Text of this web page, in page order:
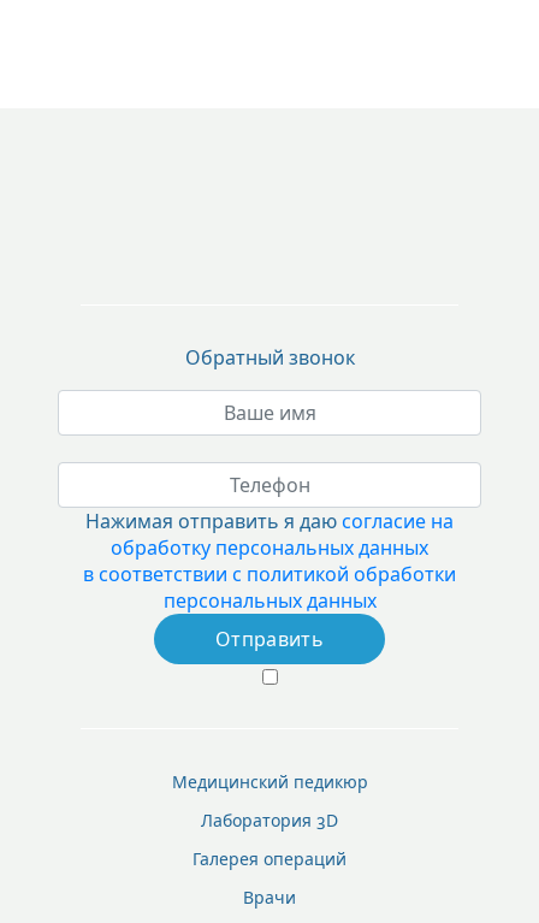
Обратный звонок
Нажимая отправить я даюсогласие на
обработку персональных данных
в соответствии с политикой обработки
персональных данных
Медицинский педикюр
Лаборатория 3D
Галерея операций
Врачи